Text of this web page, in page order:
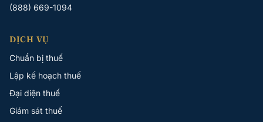
(888) 669-1094
DỊCH VỤ
Chuẩn bị thuế
Lập kế hoạch thuế
Đại diện thuế
Giám sát thuế